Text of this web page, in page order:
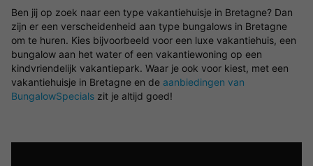
Ben jij op zoek naar een type vakantiehuisje in Bretagne? Dan
zijn er een verscheidenheid aan type bungalows in Bretagne
om te huren. Kies bijvoorbeeld voor een luxe vakantiehuis, een
bungalow aan het water of een vakantiewoning op een
kindvriendelijk vakantiepark. Waar je ook voor kiest, met een
vakantiehuisje in Bretagne en de aanbiedingen van
BungalowSpecials zit je altijd goed!